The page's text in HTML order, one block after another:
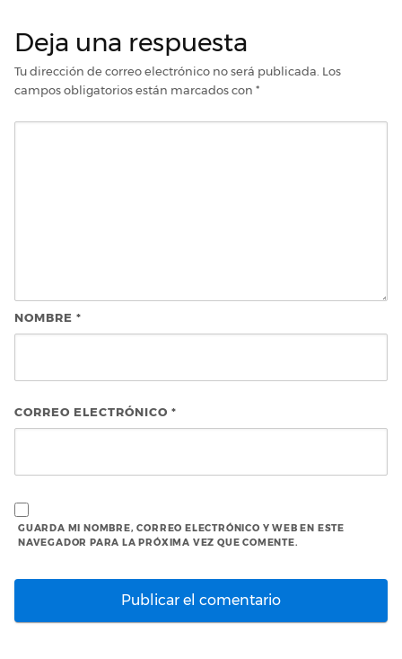
Deja una respuesta
Tu dirección de correo electrónico no será publicada. Los
campos obligatorios están marcados con *
NOMBRE *
CORREO ELECTRÓNICO *
GUARDA MI NOMBRE, CORREO ELECTRÓNICO Y WEB EN ESTE
NAVEGADOR PARA LA PRÓXIMA VEZ QUE COMENTE.